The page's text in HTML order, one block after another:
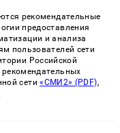
рекомендательные
предоставления
и анализа
пользователей сети
Российской
сети«СМИ2» (PDF),